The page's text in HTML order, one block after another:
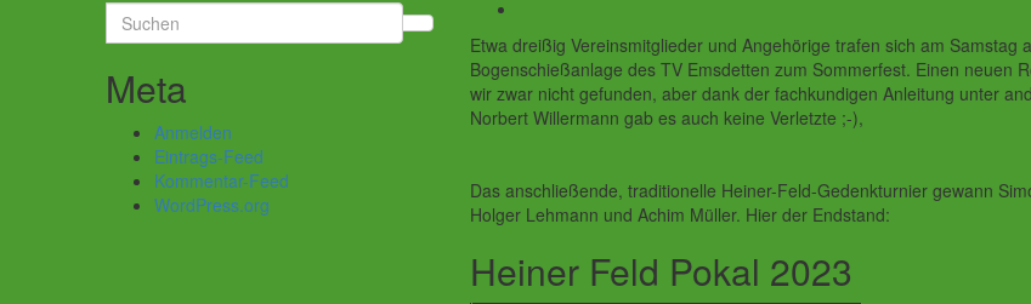
Etwa dreißig Vereinsmitglieder und Angehörige trafen sich am Samstag
Bogenschießanlage des TV Emsdetten zum Sommerfest. Einen neuen
wir zwar nicht gefunden, aber dank der fachkundigen Anleitung unter
Norbert Willermann gab es auch keine Verletzte ;-),
Das anschließende, traditionelle Heiner-Feld-Gedenkturnier gewann
Holger Lehmann und Achim Müller. Hier der Endstand:
Heiner Feld Pokal 2023
Search
for:
Meta
Anmelden
Eintrags-Feed
Kommentar-Feed
WordPress.org